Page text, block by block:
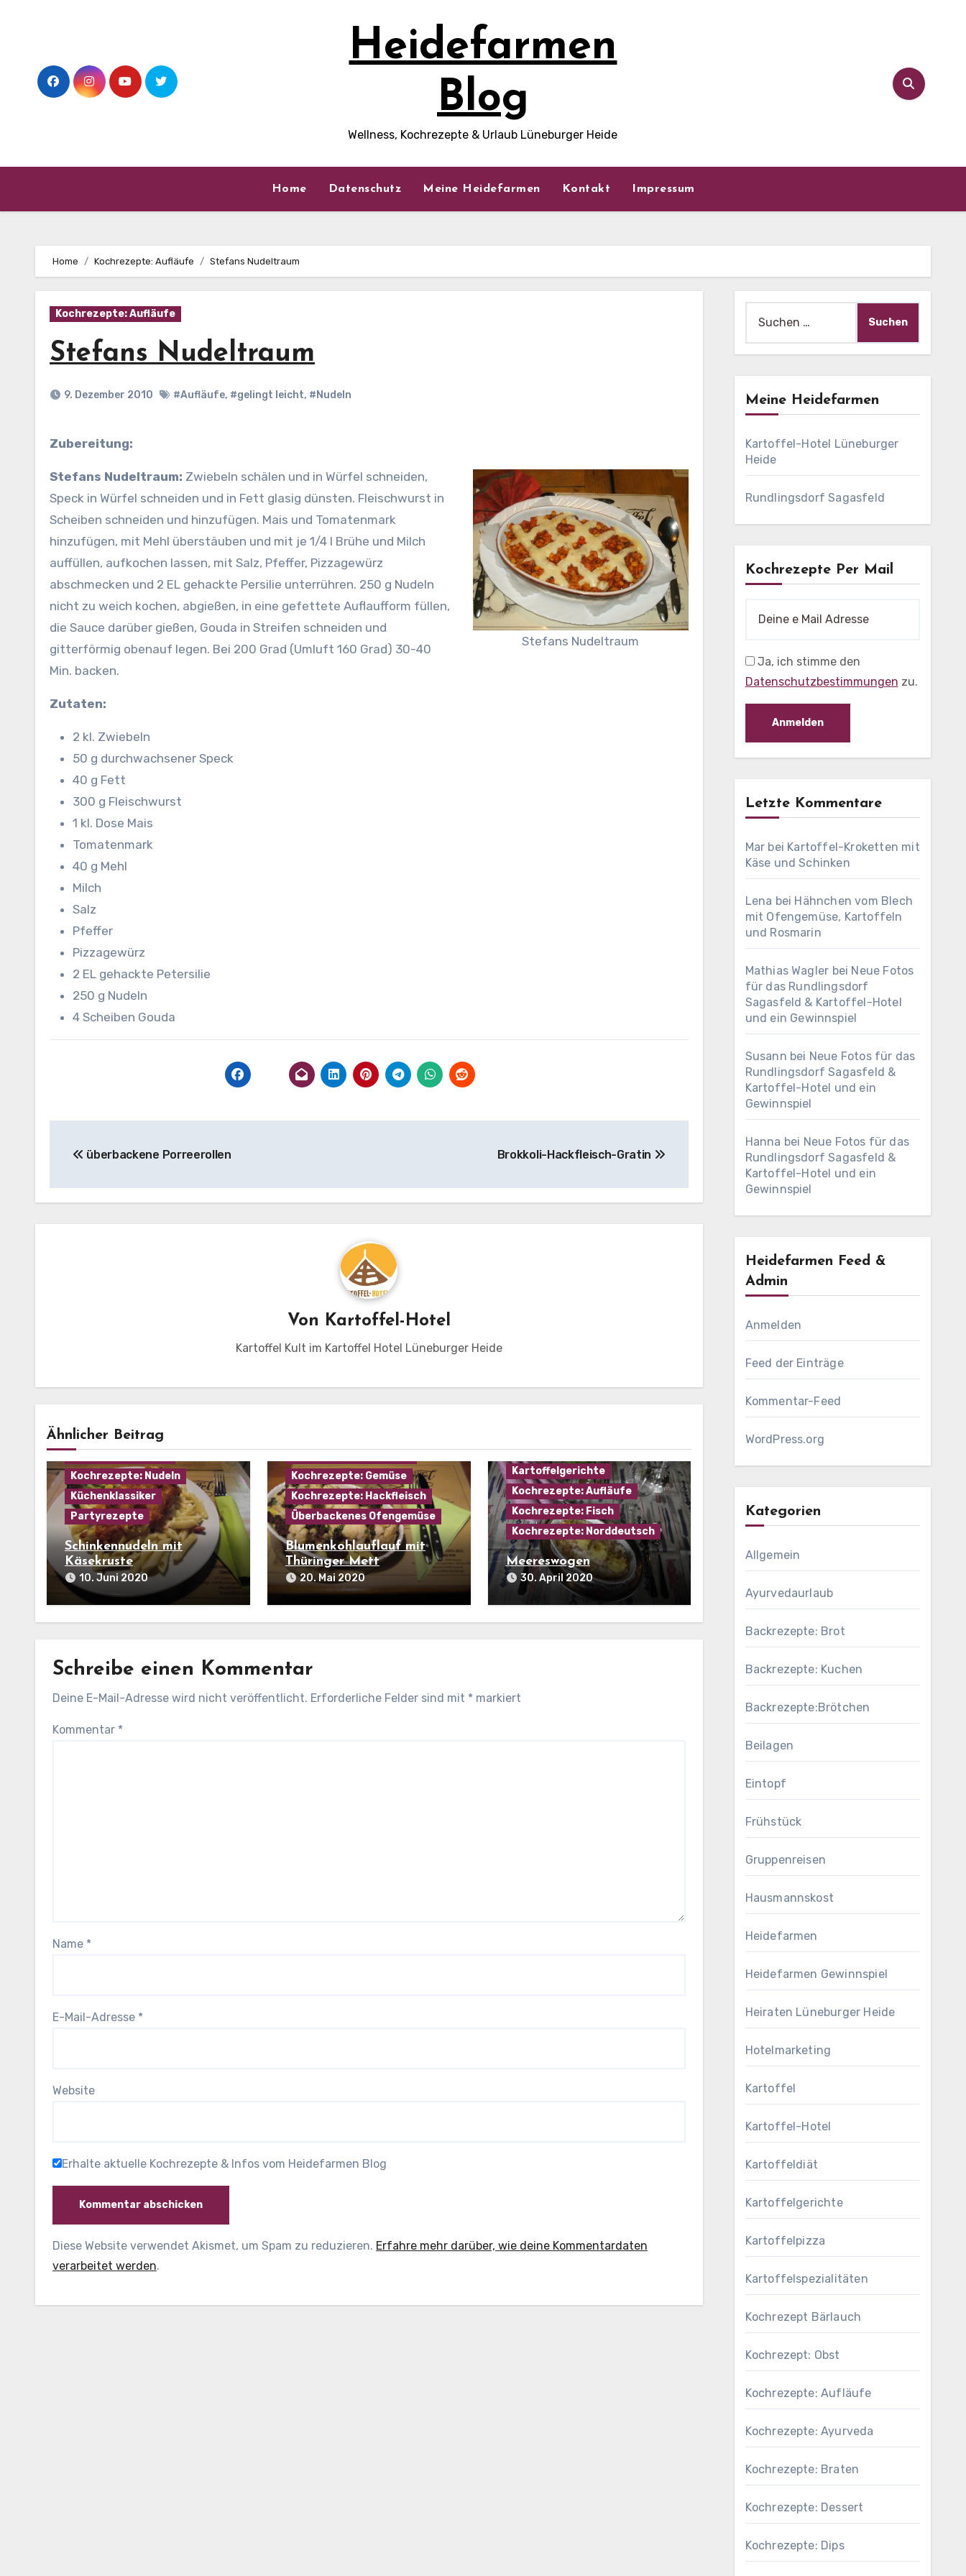
Heidefarmen
Blog
Wellness, Kochrezepte & Urlaub Lüneburger Heide
Home Datenschutz Meine Heidefarmen Kontakt Impressum
Home Kochrezepte: Aufläufe Stefans Nudeltraum
Kochrezepte: Aufläufe
Stefans Nudeltraum
9. Dezember 2010 #Aufläufe, #gelingt leicht, #Nudeln
Zubereitung:
Stefans Nudeltraum
Stefans Nudeltraum: Zwiebeln schälen und in Würfel schneiden,
Speck in Würfel schneiden und in Fett glasig dünsten. Fleischwurst in
Scheiben schneiden und hinzufügen. Mais und Tomatenmark
hinzufügen, mit Mehl überstäuben und mit je 1/4 l Brühe und Milch
auffüllen, aufkochen lassen, mit Salz, Pfeffer, Pizzagewürz
abschmecken und 2 EL gehackte Persilie unterrühren. 250 g Nudeln
nicht zu weich kochen, abgießen, in eine gefettete Auflaufform füllen,
die Sauce darüber gießen, Gouda in Streifen schneiden und
gitterförmig obenauf legen. Bei 200 Grad (Umluft 160 Grad) 30-40
Min. backen.
Zutaten:
2 kl. Zwiebeln
50 g durchwachsener Speck
40 g Fett
300 g Fleischwurst
1 kl. Dose Mais
Tomatenmark
40 g Mehl
Milch
Salz
Pfeffer
Pizzagewürz
2 EL gehackte Petersilie
250 g Nudeln
4 Scheiben Gouda
überbackene Porreerollen Brokkoli-Hackfleisch-Gratin
Von Kartoffel-Hotel
Kartoffel Kult im Kartoffel Hotel Lüneburger Heide
Ähnlicher Beitrag
Kochrezepte: Fleisch
Kochrezepte: Nudeln
Küchenklassiker
Partyrezepte
Schinkennudeln mit
Käsekruste
10. Juni 2020
Kochrezepte: Gemüse
Kochrezepte: Hackfleisch
Überbackenes Ofengemüse
Blumenkohlauflauf mit
Thüringer Mett
20. Mai 2020
Kartoffel
Kartoffelgerichte
Kochrezepte: Aufläufe
Kochrezepte: Fisch
Kochrezepte: Norddeutsch
Meereswogen
30. April 2020
Schreibe einen Kommentar
Deine E-Mail-Adresse wird nicht veröffentlicht. Erforderliche Felder sind mit * markiert
Kommentar *
Name *
E-Mail-Adresse *
Website
Erhalte aktuelle Kochrezepte & Infos vom Heidefarmen Blog
Diese Website verwendet Akismet, um Spam zu reduzieren. Erfahre mehr darüber, wie deine Kommentardaten
verarbeitet werden.
nach:
Meine Heidefarmen
Kartoffel-Hotel Lüneburger
Heide
Rundlingsdorf Sagasfeld
Kochrezepte Per Mail
Ja, ich stimme den
Datenschutzbestimmungen zu.
Letzte Kommentare
Mar bei Kartoffel-Kroketten mit
Käse und Schinken
Lena bei Hähnchen vom Blech
mit Ofengemüse, Kartoffeln
und Rosmarin
Mathias Wagler bei Neue Fotos
für das Rundlingsdorf
Sagasfeld & Kartoffel-Hotel
und ein Gewinnspiel
Susann bei Neue Fotos für das
Rundlingsdorf Sagasfeld &
Kartoffel-Hotel und ein
Gewinnspiel
Hanna bei Neue Fotos für das
Rundlingsdorf Sagasfeld &
Kartoffel-Hotel und ein
Gewinnspiel
Heidefarmen Feed &
Admin
Anmelden
Feed der Einträge
Kommentar-Feed
WordPress.org
Kategorien
Allgemein
Ayurvedaurlaub
Backrezepte: Brot
Backrezepte: Kuchen
Backrezepte:Brötchen
Beilagen
Eintopf
Frühstück
Gruppenreisen
Hausmannskost
Heidefarmen
Heidefarmen Gewinnspiel
Heiraten Lüneburger Heide
Hotelmarketing
Kartoffel
Kartoffel-Hotel
Kartoffeldiät
Kartoffelgerichte
Kartoffelpizza
Kartoffelspezialitäten
Kochrezept Bärlauch
Kochrezept: Obst
Kochrezepte: Aufläufe
Kochrezepte: Ayurveda
Kochrezepte: Braten
Kochrezepte: Dessert
Kochrezepte: Dips